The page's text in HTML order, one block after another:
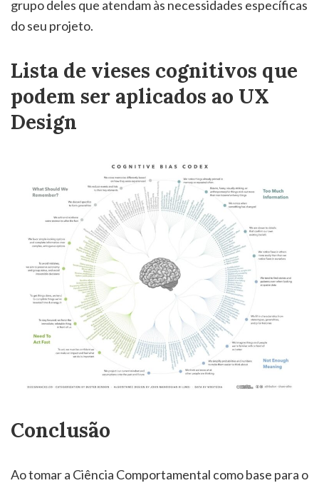
grupo deles que atendam às necessidades específicas
do seu projeto.
Lista de vieses cognitivos que
podem ser aplicados ao UX
Design
Conclusão
Ao tomar a Ciência Comportamental como base para o